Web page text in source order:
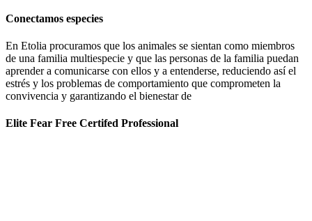
Conectamos especies
En Etolia procuramos que los animales se sientan como miembros
de una familia multiespecie y que las personas de la familia puedan
aprender a comunicarse con ellos y a entenderse, reduciendo así el
estrés y los problemas de comportamiento que comprometen la
convivencia y garantizando el bienestar de
Elite Fear Free Certifed Professional